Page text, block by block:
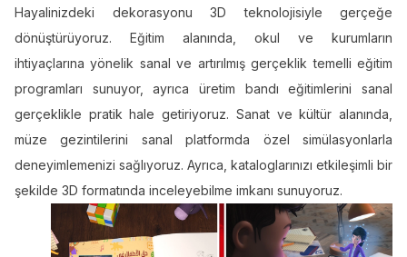
Hayalinizdeki dekorasyonu 3D teknolojisiyle gerçeğe
dönüştürüyoruz. Eğitim alanında, okul ve kurumların
ihtiyaçlarına yönelik sanal ve artırılmış gerçeklik temelli eğitim
programları sunuyor, ayrıca üretim bandı eğitimlerini sanal
gerçeklikle pratik hale getiriyoruz. Sanat ve kültür alanında,
müze gezintilerini sanal platformda özel simülasyonlarla
deneyimlemenizi sağlıyoruz. Ayrıca, kataloglarınızı etkileşimli bir
şekilde 3D formatında inceleyebilme imkanı sunuyoruz.